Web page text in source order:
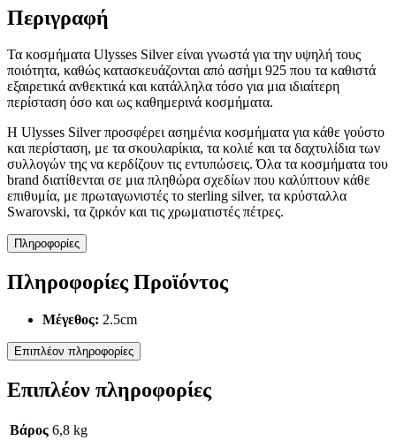
Περιγραφή
Τα κοσμήματα Ulysses Silver είναι γνωστά για την υψηλή τους
ποιότητα, καθώς κατασκευάζονται από ασήμι 925 που τα καθιστά
εξαιρετικά ανθεκτικά και κατάλληλα τόσο για μια ιδιαίτερη
περίσταση όσο και ως καθημερινά κοσμήματα.
Η Ulysses Silver προσφέρει ασημένια κοσμήματα για κάθε γούστο
και περίσταση, με τα σκουλαρίκια, τα κολιέ και τα δαχτυλίδια των
συλλογών της να κερδίζουν τις εντυπώσεις. Όλα τα κοσμήματα του
brand διατίθενται σε μια πληθώρα σχεδίων που καλύπτουν κάθε
επιθυμία, με πρωταγωνιστές το sterling silver, τα κρύσταλλα
Swarovski, τα ζιρκόν και τις χρωματιστές πέτρες.
Πληροφορίες
Πληροφορίες Προϊόντος
Μέγεθος: 2.5cm
Επιπλέον πληροφορίες
Επιπλέον πληροφορίες
Βάρος 6,8 kg